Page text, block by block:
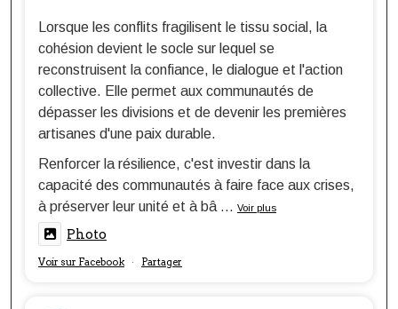
Lorsque les conflits fragilisent le tissu social, la
cohésion devient le socle sur lequel se
reconstruisent la confiance, le dialogue et l'action
collective. Elle permet aux communautés de
dépasser les divisions et de devenir les premières
artisanes d'une paix durable.
Renforcer la résilience, c'est investir dans la
capacité des communautés à faire face aux crises,
à préserver leur unité et à bâ ... Voir plus
Photo
Voir sur Facebook · Partager